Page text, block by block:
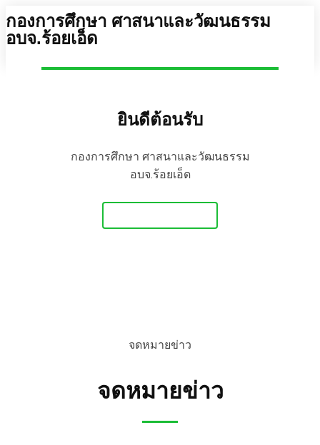
กองการศึกษา ศาสนาและวัฒนธรรม
อบจ.ร้อยเอ็ด
ยินดีต้อนรับ
กองการศึกษา ศาสนาและวัฒนธรรม
อบจ.ร้อยเอ็ด
จดหมายข่าว
จดหมายข่าว